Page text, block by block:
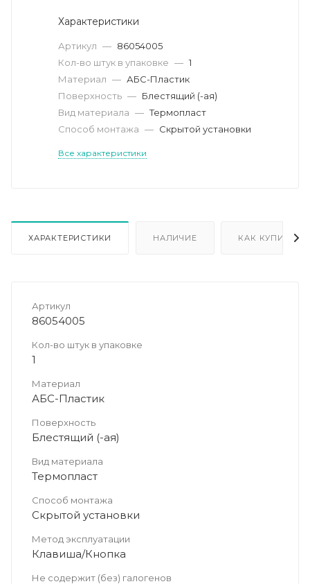
Характеристики
Артикул — 86054005
Кол-во штук в упаковке — 1
Материал — АБС-Пластик
Поверхность — Блестящий (-ая)
Вид материала — Термопласт
Способ монтажа — Скрытой установки
Все характеристики
ХАРАКТЕРИСТИКИ НАЛИЧИЕ КАК КУПИТЬ
Артикул
86054005
Кол-во штук в упаковке
1
Материал
АБС-Пластик
Поверхность
Блестящий (-ая)
Вид материала
Термопласт
Способ монтажа
Скрытой установки
Метод эксплуатации
Клавиша/Кнопка
Не содержит (без) галогенов